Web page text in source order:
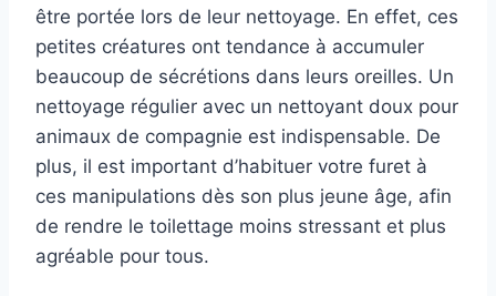
être portée lors de leur nettoyage. En effet, ces
petites créatures ont tendance à accumuler
beaucoup de sécrétions dans leurs oreilles. Un
nettoyage régulier avec un nettoyant doux pour
animaux de compagnie est indispensable. De
plus, il est important d’habituer votre furet à
ces manipulations dès son plus jeune âge, afin
de rendre le toilettage moins stressant et plus
agréable pour tous.